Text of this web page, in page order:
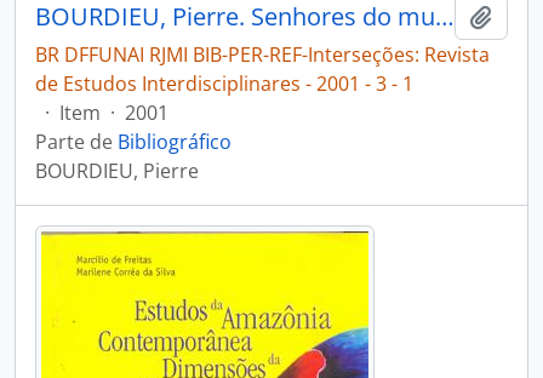
BOURDIEU, Pierre. Senhores do mundo, vocês sabem realmente o que fazem? [Interseções: Revista de Estudos Interdisciplinares]
BR DFFUNAI RJMI BIB-PER-REF-Interseções: Revista
de Estudos Interdisciplinares - 2001 - 3 - 1
· Item · 2001
Parte de Bibliográfico
BOURDIEU, Pierre